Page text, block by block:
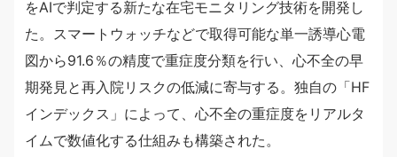
をAIで判定する新たな在宅モニタリング技術を開発し
た。スマートウォッチなどで取得可能な単一誘導心電
図から91.6％の精度で重症度分類を行い、心不全の早
期発見と再入院リスクの低減に寄与する。独自の「HF
インデックス」によって、心不全の重症度をリアルタ
イムで数値化する仕組みも構築された。